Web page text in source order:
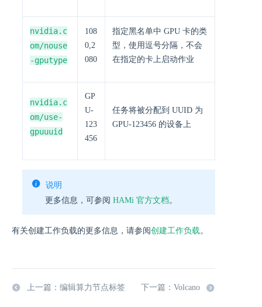
nvidia.c
om/nouse
-gputype
108
0,2
080
指定黑名单中 GPU 卡的类
型，使用逗号分隔，不会
在指定的卡上启动作业
nvidia.c
om/use-
gpuuuid
GP
U-
123
456
任务将被分配到 UUID 为
GPU-123456 的设备上
说明
更多信息，可参阅 HAMi 官方文档 。
有关创建工作负载的更多信息，请参阅创建工作负载 。
上一篇：编辑算力节点标签 下一篇：Volcano